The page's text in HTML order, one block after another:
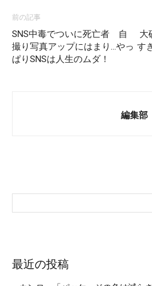
前の記事
SNS中毒でついに死亡者 自
撮り写真アップにはまり…やっ
ぱりSNSは人生のムダ！
大
す
編集部
最近の投稿